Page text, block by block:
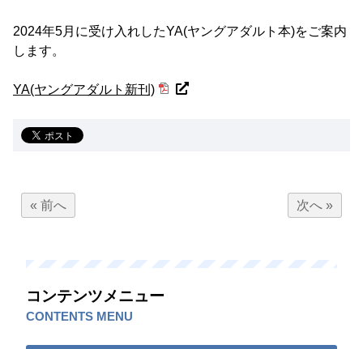
2024年5月に受け入れしたYA(ヤングアダルト本)をご案内
します。
YA(ヤングアダルト新刊)
« 前へ 次へ »
コンテンツメニュー
CONTENTS MENU